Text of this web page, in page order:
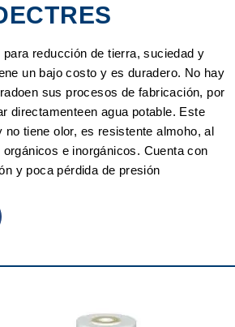
reducción de tierra, suciedad y
un bajo costo y es duradero. No hay
sus procesos de fabricación, por
directamenteen agua potable. Este
tiene olor, es resistente almoho, al
e inorgánicos. Cuenta con
y poca pérdida de presión